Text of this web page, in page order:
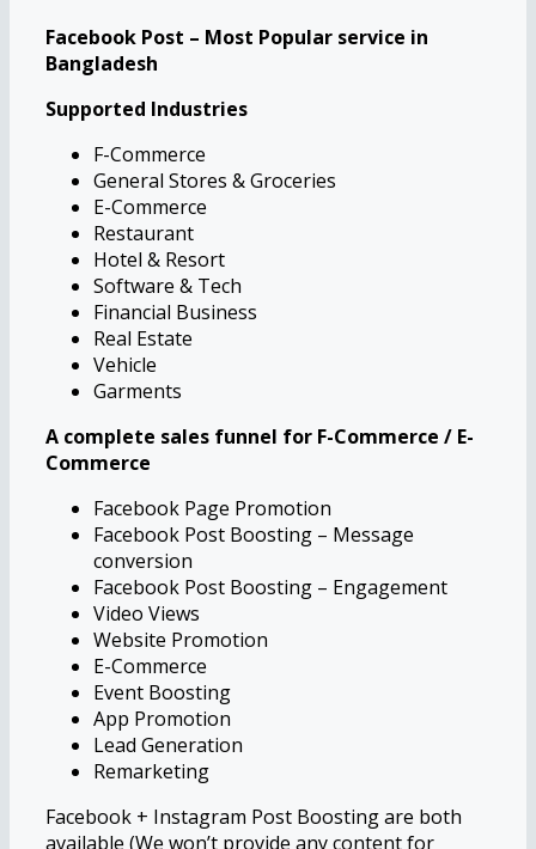
Facebook Post – Most Popular service in
Bangladesh
Supported Industries
F-Commerce
General Stores & Groceries
E-Commerce
Restaurant
Hotel & Resort
Software & Tech
Financial Business
Real Estate
Vehicle
Garments
A complete sales funnel for F-Commerce / E-
Commerce
Facebook Page Promotion
Facebook Post Boosting – Message
conversion
Facebook Post Boosting – Engagement
Video Views
Website Promotion
E-Commerce
Event Boosting
App Promotion
Lead Generation
Remarketing
Facebook + Instagram Post Boosting are both
available (We won’t provide any content for